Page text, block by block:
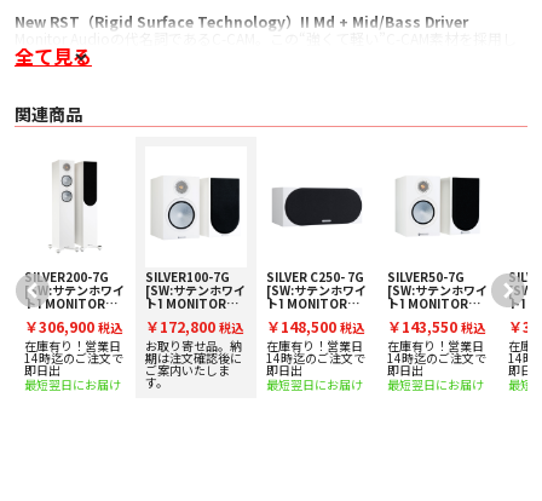
New RST（Rigid Surface Technology）II Md + Mid/Bass Driver
た RST（Rigid Surface Technology）ドライバーは、そのコーンの大きな振幅
範囲全てに至るまで、高いリニアリティを実現しています。
加え、コーンの引張り強度を向上させる新しいアルミニウム合金も採用。さら
にBronze-6Gの新たなブレイクスルーとなったDCM（Damped Concentric
ドライバーの周辺のトリムリングは、ドライバーのエッジを目立ちにくくし美
しい外観に貢献しています。
Cabinet Bracing & Single Bolt-Through Driver Design
国立物理研究所の協力により、スキャニングレーザー振動測定を行いキャビネ
ット内の共振点を特定。mm単位でブレーシング材の大きさ、位置を決定し内
部空間容量を減らすことなく完璧な振動対策を施しています。ユニットは従来
同様、リア側からテンションロッド1本で固定するシングルボルト方式を採
用。ドライバーに均等のクランプ力が掛かることで正確な動作が可能となる画
期的な技術です。ボルトが無い美しいフロントバッフルと共に振動を抑制し、
ノンカラーレーションにも大きく寄与しています。
■ 仕様
〇 形式：2-way・密閉型
〇 周波数特性（-6dB）：76Hz ‒ 35,000Hz
全て見る
関連商品
SILVER200-7G
[SW:サテンホワイ
ト] MONITOR
イスピーカー [ペ
ア]
￥306,900 税込
在庫有り！営業日
14時迄のご注文で
即日出
最短翌日にお届け
SILVER100-7G
[SW:サテンホワイ
ト] MONITOR
ルフスピーカー
[ペア]
￥172,800 税込
お取り寄せ品。納
期は注文確認後に
ご案内いたしま
す。
SILVER C250- 7G
[SW:サテンホワイ
ト] MONITOR
ピーカー [1台]
￥148,500 税込
在庫有り！営業日
14時迄のご注文で
即日出
最短翌日にお届け
SILVER50-7G
[SW:サテンホワイ
ト] MONITOR
ルフスピーカー
[ペア]
￥143,550 税込
在庫有り！営業日
14時迄のご注文で
即日出
最短翌日にお届け
[SW:
ト]
イス
ア]
￥
在庫
14時
即日
最短